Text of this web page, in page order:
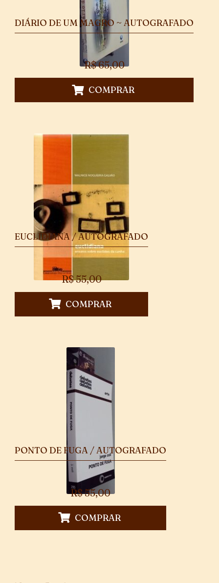
DIÁRIO DE UM MAGRO ~ AUTOGRAFADO
R$65,00
COMPRAR
EUCLIDIANA / AUTOGRAFADO
R$55,00
COMPRAR
PONTO DE FUGA / AUTOGRAFADO
R$55,00
COMPRAR